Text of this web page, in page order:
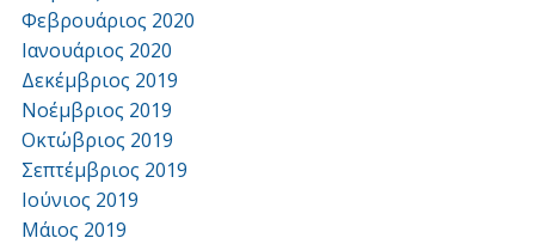
Φεβρουάριος 2020
Ιανουάριος 2020
Δεκέμβριος 2019
Νοέμβριος 2019
Οκτώβριος 2019
Σεπτέμβριος 2019
Ιούνιος 2019
Μάιος 2019